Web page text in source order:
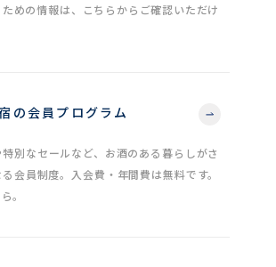
ための情報は、こちらからご確認いただけ
の会員プログラム
別なセールなど、お酒のある暮らしがさ
会員制度。入会費・年間費は無料です。
。